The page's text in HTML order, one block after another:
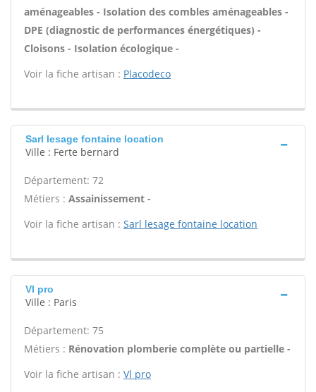
aménageables - Isolation des combles aménageables -
DPE (diagnostic de performances énergétiques) -
Cloisons - Isolation écologique -
Voir la fiche artisan : Placodeco
Sarl lesage fontaine location
Ville : Ferte bernard
Département: 72
Métiers : Assainissement -
Voir la fiche artisan : Sarl lesage fontaine location
Vl pro
Ville : Paris
Département: 75
Métiers : Rénovation plomberie complète ou partielle -
Voir la fiche artisan : Vl pro